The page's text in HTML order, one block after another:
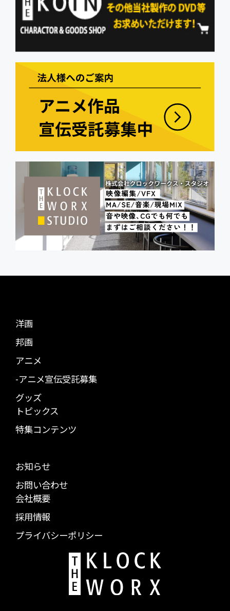
洋画
邦画
アニメ
-アニメ宣伝受託募集
グッズ
トピックス
特集コンテンツ
お知らせ
お問い合わせ
会社概要
採用情報
プライバシーポリシー